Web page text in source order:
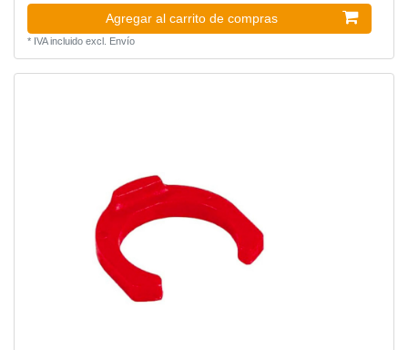
Agregar al carrito de compras
* IVA incluidoexcl. Envío